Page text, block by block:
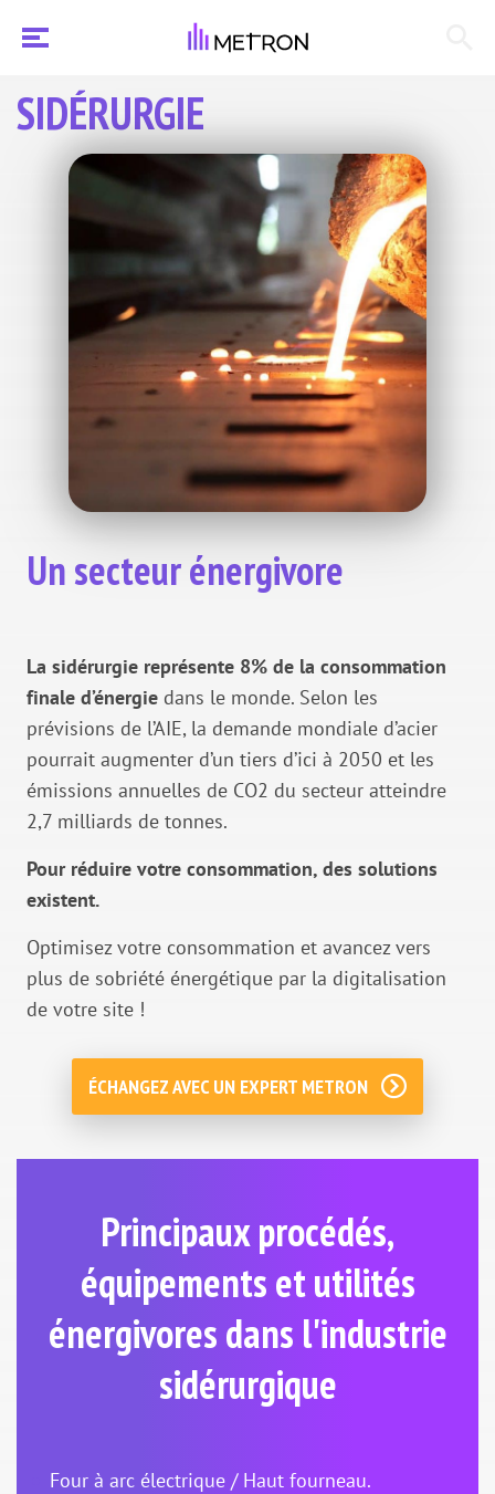
SIDÉRURGIE
Un secteur énergivore
La sidérurgie représente 8% de la consommation
finale d’énergie dans le monde. Selon les
prévisions de l’AIE, la demande mondiale d’acier
pourrait augmenter d’un tiers d’ici à 2050 et les
émissions annuelles de CO2 du secteur atteindre
2,7 milliards de tonnes.
Pour réduire votre consommation, des solutions
existent.
Optimisez votre consommation et avancez vers
plus de sobriété énergétique par la digitalisation
de votre site !
ÉCHANGEZ AVEC UN EXPERT METRON
Principaux procédés,
équipements et utilités
énergivores dans l'industrie
sidérurgique
Four à arc électrique / Haut fourneau.